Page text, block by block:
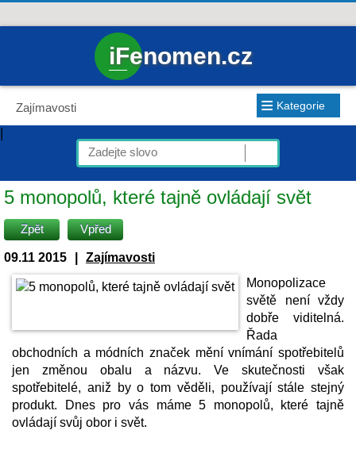
iFenomen.cz
Zajímavosti ≡ Kategorie
|
5 monopolů, které tajně ovládají svět
Zpět Vpřed
09.11 2015
Zajímavosti
Monopolizace
světě není vždy
dobře viditelná.
Řada
obchodních a módních značek mění vnímání spotřebitelů
jen změnou obalu a názvu. Ve skutečnosti však
spotřebitelé, aniž by o tom věděli, používají stále stejný
produkt. Dnes pro vás máme 5 monopolů, které tajně
ovládají svůj obor i svět.